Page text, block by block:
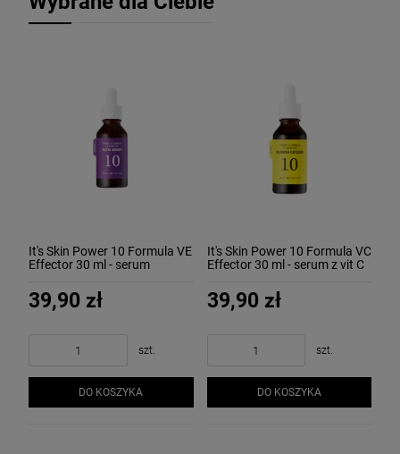
It's Skin Power 10 Formula VE
Effector 30 ml - serum
39,90 zł
szt.
DO KOSZYKA
It's Skin Power 10 Formula VC
Effector 30 ml - serum z vit C
39,90 zł
szt.
DO KOSZYKA